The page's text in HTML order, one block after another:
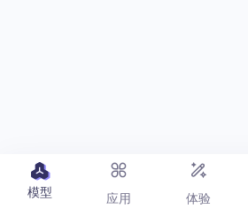
模型 应用 体验